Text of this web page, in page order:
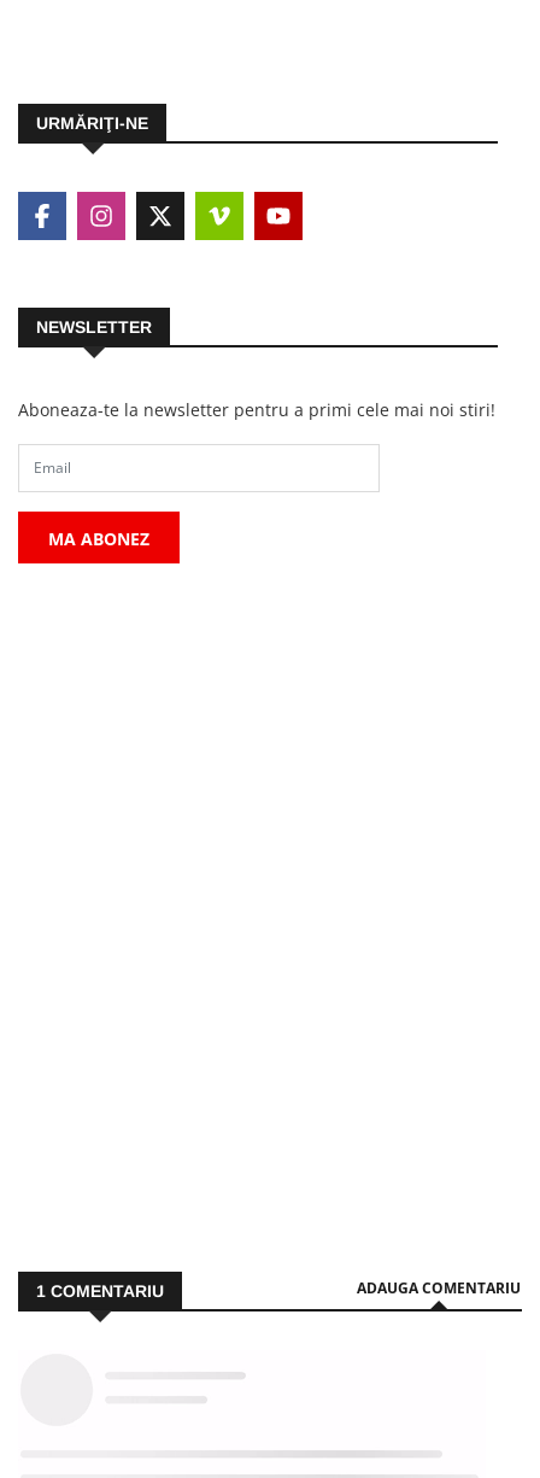
URMĂRIŢI-NE
NEWSLETTER
Aboneaza-te la newsletter pentru a primi cele mai noi stiri!
MA ABONEZ
1 COMENTARIU ADAUGA COMENTARIU